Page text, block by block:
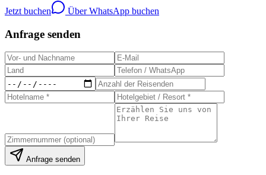
Jetzt buchen
Über WhatsApp buchen
Anfrage senden
Anfrage senden